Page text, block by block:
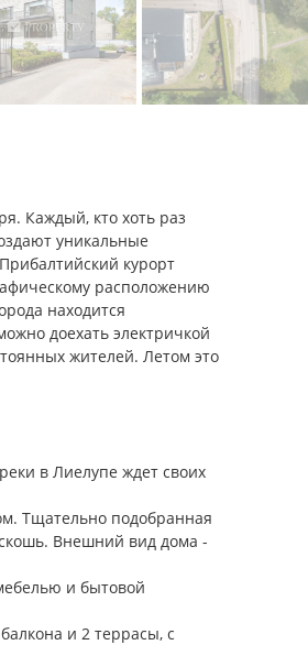
Каждый, кто хоть раз
уникальные
курорт
расположению
находится
доехать электричкой
жителей. Летом это
в Лиелупе ждет своих
Тщательно подобранная
Внешний вид дома -
и бытовой
и 2 террасы, с